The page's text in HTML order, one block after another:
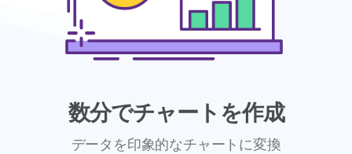
数分でチャートを作成
データを印象的なチャートに変換